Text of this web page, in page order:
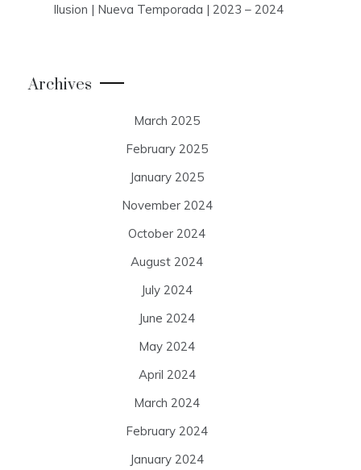
Ilusion | Nueva Temporada | 2023 – 2024
Archives
March 2025
February 2025
January 2025
November 2024
October 2024
August 2024
July 2024
June 2024
May 2024
April 2024
March 2024
February 2024
January 2024